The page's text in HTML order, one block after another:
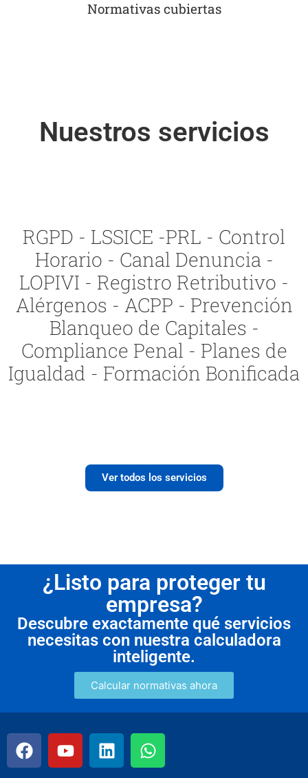
Normativas cubiertas
Nuestros servicios
RGPD - LSSICE -PRL - Control
Horario - Canal Denuncia -
LOPIVI - Registro Retributivo -
Alérgenos - ACPP - Prevención
Blanqueo de Capitales -
Compliance Penal - Planes de
Igualdad - Formación Bonificada
Ver todos los servicios
¿Listo para proteger tu
empresa?
Descubre exactamente qué servicios
necesitas con nuestra calculadora
inteligente.
Calcular normativas ahora